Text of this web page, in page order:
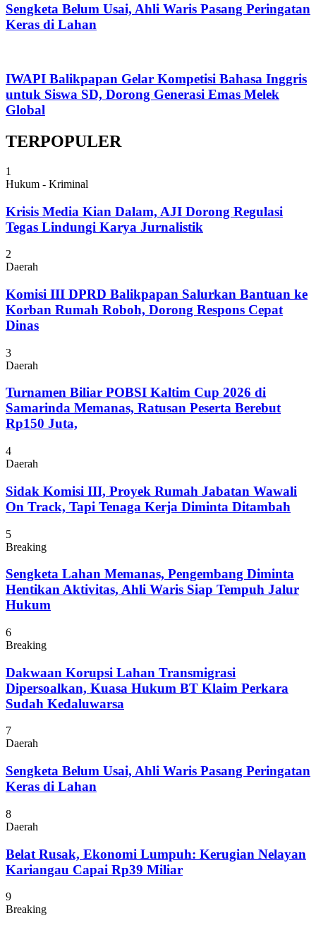
Sengketa Belum Usai, Ahli Waris Pasang Peringatan
Keras di Lahan
IWAPI Balikpapan Gelar Kompetisi Bahasa Inggris
untuk Siswa SD, Dorong Generasi Emas Melek
Global
TERPOPULER
1
Hukum - Kriminal
Krisis Media Kian Dalam, AJI Dorong Regulasi
Tegas Lindungi Karya Jurnalistik
2
Daerah
Komisi III DPRD Balikpapan Salurkan Bantuan ke
Korban Rumah Roboh, Dorong Respons Cepat
Dinas
3
Daerah
Turnamen Biliar POBSI Kaltim Cup 2026 di
Samarinda Memanas, Ratusan Peserta Berebut
Rp150 Juta,
4
Daerah
Sidak Komisi III, Proyek Rumah Jabatan Wawali
On Track, Tapi Tenaga Kerja Diminta Ditambah
5
Breaking
Sengketa Lahan Memanas, Pengembang Diminta
Hentikan Aktivitas, Ahli Waris Siap Tempuh Jalur
Hukum
6
Breaking
Dakwaan Korupsi Lahan Transmigrasi
Dipersoalkan, Kuasa Hukum BT Klaim Perkara
Sudah Kedaluwarsa
7
Daerah
Sengketa Belum Usai, Ahli Waris Pasang Peringatan
Keras di Lahan
8
Daerah
Belat Rusak, Ekonomi Lumpuh: Kerugian Nelayan
Kariangau Capai Rp39 Miliar
9
Breaking